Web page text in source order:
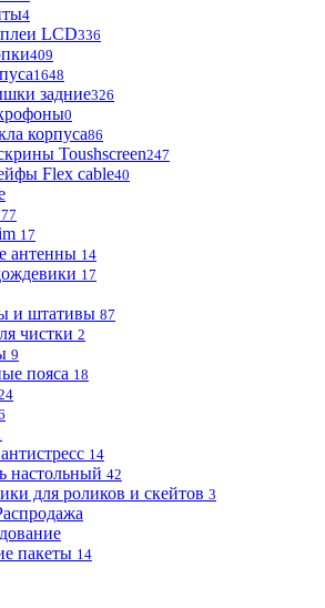
4
LCD336
409
1648
задние326
0
корпуса86
Toushscreen247
Flex cable40
17
антенны 14
17
и штативы 87
чистки 2
9
пояса 18
14
настольный 42
для роликов и скейтов 3
пакеты 14